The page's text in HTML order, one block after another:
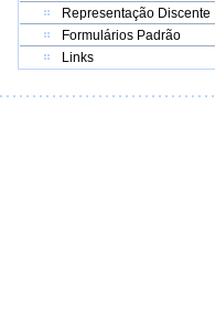
Representação Discente
Formulários Padrão
Links